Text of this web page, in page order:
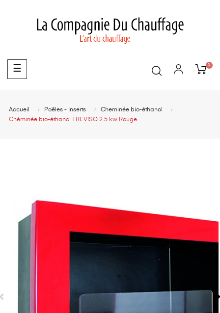
Basculer
la
☰ 0
Accueil Poêles - Inserts
Cheminée bio-éthanol
Chéminée bio-éthanol TREVISO 2.5 kw Rouge